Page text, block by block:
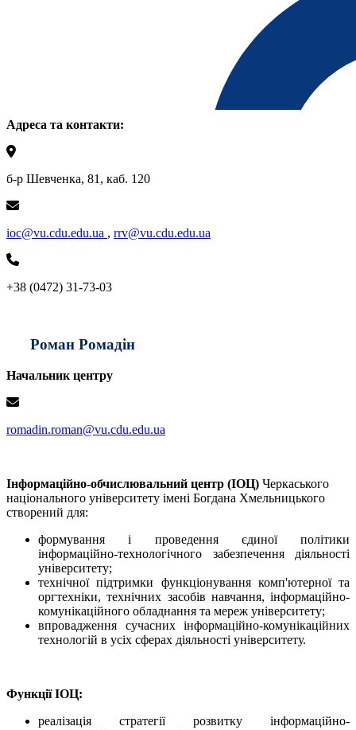
Адреса та контакти:
б-р Шевченка, 81, каб. 120
ioc@vu.cdu.edu.ua , rrv@vu.cdu.edu.ua
+38 (0472) 31-73-03
Роман Ромадін
Начальник центру
romadin.roman@vu.cdu.edu.ua
Інформаційно-обчислювальний центр (ІОЦ) Черкаського
національного університету імені Богдана Хмельницького
створений для:
формування і проведення єдиної політики
інформаційно-технологічного забезпечення діяльності
університету;
технічної підтримки функціонування комп'ютерної та
оргтехніки, технічних засобів навчання, інформаційно-
комунікаційного обладнання та мереж університету;
впровадження сучасних інформаційно-комунікаційних
технологій в усіх сферах діяльності університету.
Функції ІОЦ:
реалізація стратегії розвитку інформаційно-